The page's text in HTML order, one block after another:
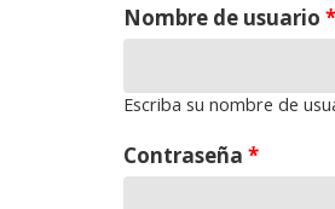
Nombre de usuario *
Escriba su nombre de
Contraseña *